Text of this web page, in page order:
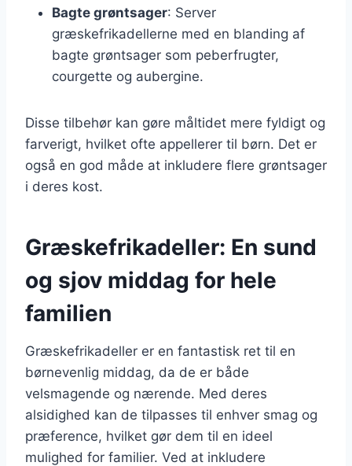
Bagte grøntsager: Server
græskefrikadellerne med en blanding af
bagte grøntsager som peberfrugter,
courgette og aubergine.
Disse tilbehør kan gøre måltidet mere fyldigt og
farverigt, hvilket ofte appellerer til børn. Det er
også en god måde at inkludere flere grøntsager
i deres kost.
Græskefrikadeller: En sund
og sjov middag for hele
familien
Græskefrikadeller er en fantastisk ret til en
børnevenlig middag, da de er både
velsmagende og nærende. Med deres
alsidighed kan de tilpasses til enhver smag og
præference, hvilket gør dem til en ideel
mulighed for familier. Ved at inkludere